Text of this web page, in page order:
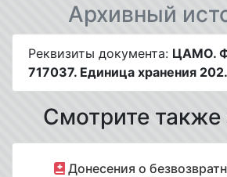
Архивный
Реквизиты документа: ЦАМО.
717037. Единица хранения 202.
Смотрите также
Донесения о